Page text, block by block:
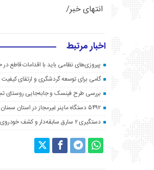
انتهای خبر/
اخبار مرتبط
پیروزی‌های نظامی باید با اقدامات قاطع
گامی برای توسعه گردشگری و ارتقای
بررسی طرح فینسک و جابه‌جایی روستای تم
۵۴۹۲ دستگاه ماینر غیرمجاز در استان سمنان جمع‌آوری شد
دستگیری ۲ سارق سابقه‌دار و کشف خودروی سرقتی در مهدیشهر